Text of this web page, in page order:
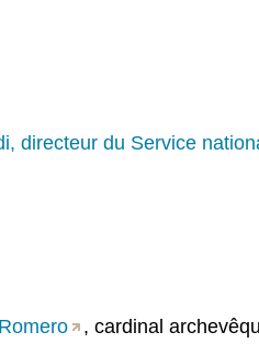
directeur du Service
, cardinal